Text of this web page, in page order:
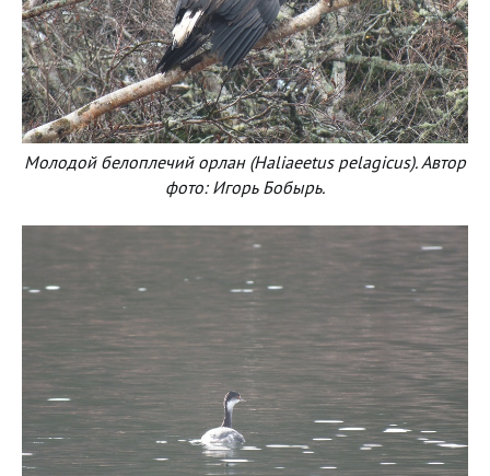
Молодой белоплечий орлан (Haliaeetus pelagicus). Автор
фото: Игорь Бобырь.